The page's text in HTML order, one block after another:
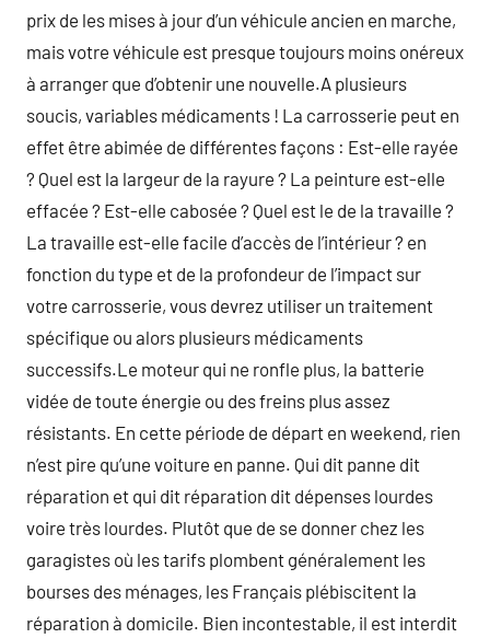
prix de les mises à jour d’un véhicule ancien en marche,
mais votre véhicule est presque toujours moins onéreux
à arranger que d’obtenir une nouvelle.A plusieurs
soucis, variables médicaments ! La carrosserie peut en
effet être abimée de différentes façons : Est-elle rayée
? Quel est la largeur de la rayure ? La peinture est-elle
effacée ? Est-elle cabosée ? Quel est le de la travaille ?
La travaille est-elle facile d’accès de l’intérieur ? en
fonction du type et de la profondeur de l’impact sur
votre carrosserie, vous devrez utiliser un traitement
spécifique ou alors plusieurs médicaments
successifs.Le moteur qui ne ronfle plus, la batterie
vidée de toute énergie ou des freins plus assez
résistants. En cette période de départ en weekend, rien
n’est pire qu’une voiture en panne. Qui dit panne dit
réparation et qui dit réparation dit dépenses lourdes
voire très lourdes. Plutôt que de se donner chez les
garagistes où les tarifs plombent généralement les
bourses des ménages, les Français plébiscitent la
réparation à domicile. Bien incontestable, il est interdit